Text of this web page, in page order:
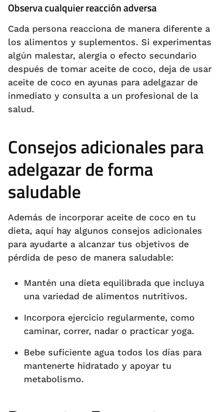
Observa cualquier reacción adversa
Cada persona reacciona de manera diferente a
los alimentos y suplementos. Si experimentas
algún malestar, alergia o efecto secundario
después de tomar aceite de coco, deja de usar
aceite de coco en ayunas para adelgazar de
inmediato y consulta a un profesional de la
salud.
Consejos adicionales para
adelgazar de forma
saludable
Además de incorporar aceite de coco en tu
dieta, aquí hay algunos consejos adicionales
para ayudarte a alcanzar tus objetivos de
pérdida de peso de manera saludable:
Mantén una dieta equilibrada que incluya
una variedad de alimentos nutritivos.
Incorpora ejercicio regularmente, como
caminar, correr, nadar o practicar yoga.
Bebe suficiente agua todos los días para
mantenerte hidratado y apoyar tu
metabolismo.